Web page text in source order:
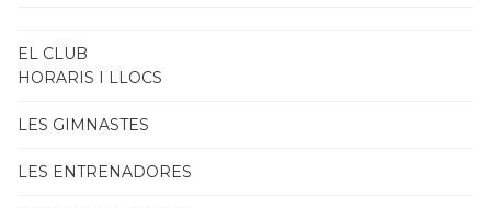
EL CLUB
HORARIS I LLOCS
LES GIMNASTES
LES ENTRENADORES